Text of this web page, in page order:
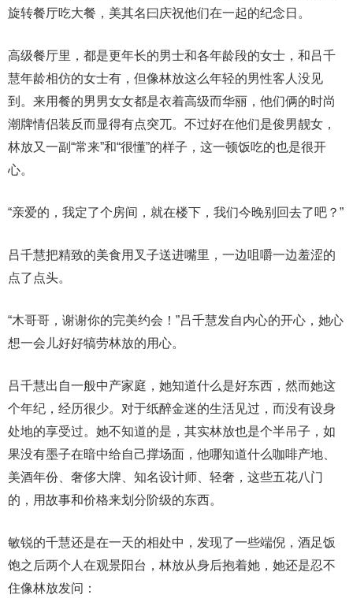
旋转餐厅吃大餐，美其名曰庆祝他们在一起的纪念日。
高级餐厅里，都是更年长的男士和各年龄段的女士，和吕千
慧年龄相仿的女士有，但像林放这么年轻的男性客人没见
到。来用餐的男男女女都是衣着高级而华丽，他们俩的时尚
潮牌情侣装反而显得有点突兀。不过好在他们是俊男靓女，
林放又一副“常来”和“很懂”的样子，这一顿饭吃的也是很开
心。
“亲爱的，我定了个房间，就在楼下，我们今晚别回去了吧？”
吕千慧把精致的美食用叉子送进嘴里，一边咀嚼一边羞涩的
点了点头。
“木哥哥，谢谢你的完美约会！”吕千慧发自内心的开心，她心
想一会儿好好犒劳林放的用心。
吕千慧出自一般中产家庭，她知道什么是好东西，然而她这
个年纪，经历很少。对于纸醉金迷的生活见过，而没有设身
处地的享受过。她不知道的是，其实林放也是个半吊子，如
果没有墨子在暗中给自己撑场面，他哪知道什么咖啡产地、
美酒年份、奢侈大牌、知名设计师、轻奢，这些五花八门
的，用故事和价格来划分阶级的东西。
敏锐的千慧还是在一天的相处中，发现了一些端倪，酒足饭
饱之后两个人在观景阳台，林放从身后抱着她，她还是忍不
住像林放发问：